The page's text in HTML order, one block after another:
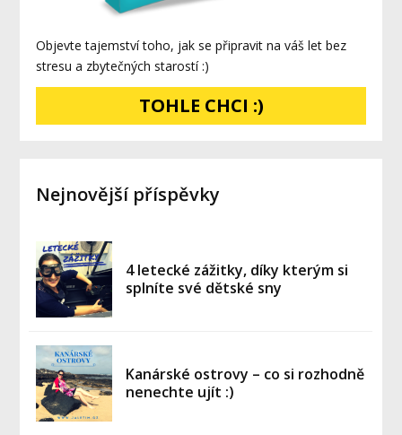
Objevte tajemství toho, jak se připravit na váš let bez
stresu a zbytečných starostí :)
TOHLE CHCI :)
Nejnovější příspěvky
4 letecké zážitky, díky kterým si
splníte své dětské sny
Kanárské ostrovy – co si rozhodně
nenechte ujít :)